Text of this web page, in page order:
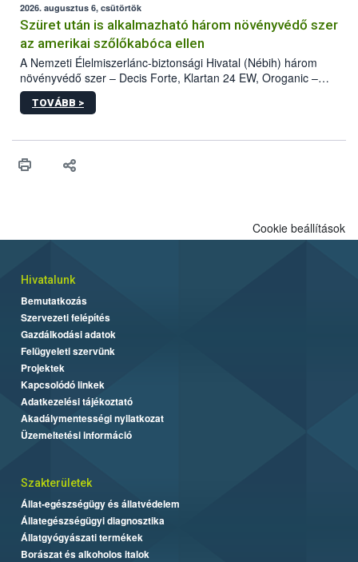
az intenzív felderítést, emellett az intézkedéseket a szlovák
hatósággal is összehangolják a terjedés megállítása érdekében.
2026. augusztus 6, csütörtök
Szüret után is alkalmazható három növényvédő szer
az amerikai szőlőkabóca ellen
A Nemzeti Élelmiszerlánc-biztonsági Hivatal (Nébih) három
növényvédő szer – Decis Forte, Klartan 24 EW, Oroganic –
engedélyokiratát módosította, így azok a szüretet követően,
egészen a vesszőérettség (BBCH 91) stádiumáig
érésű szőlőkben is legyen lehetőség a károsító elleni további
felhasználók számára is elérhető és ökológiai termesztésben is
TOVÁBB >
Cookie beállítások
Hivatalunk
Bemutatkozás
Szervezeti felépítés
Gazdálkodási adatok
Felügyeleti szervünk
Projektek
Kapcsolódó linkek
Adatkezelési tájékoztató
Akadálymentességi nyilatkozat
Üzemeltetési információ
Szakterületek
Állat-egészségügy és állatvédelem
Állategészségügyi diagnosztika
Állatgyógyászati termékek
Borászat és alkoholos italok